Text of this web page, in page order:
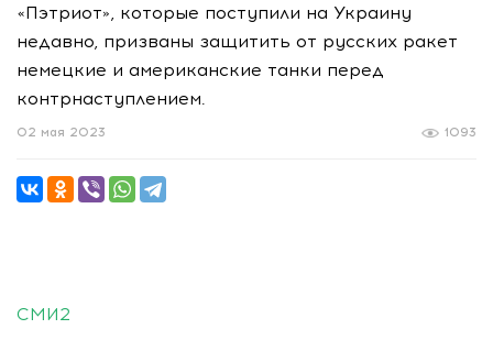
«Пэтриот», которые поступили на Украину
недавно, призваны защитить от русских ракет
немецкие и американские танки перед
контрнаступлением.
1093
02 мая 2023
СМИ2